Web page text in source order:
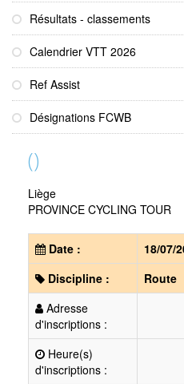
Résultats - classements
Calendrier VTT 2026
Ref Assist
Désignations FCWB
()
Liège
PROVINCE CYCLING TOUR
Date :
18/07/
Discipline :
Route
Adresse
d'inscriptions :
Heure(s)
d'inscriptions :